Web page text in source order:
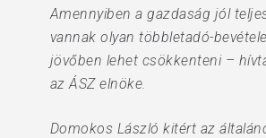
Amennyiben a gazdaság jól
vannak olyan többletadó-
jövőben lehet csökkenteni –
az ÁSZ elnöke.
Domokos László kitért az